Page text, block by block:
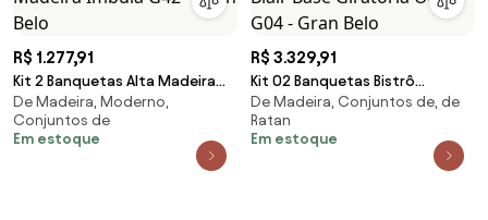
R$ 1.277,91
Kit 2 Banquetas Alta Madeira
Maciça Pontes Madeira Imbuia
G42 - Gran Belo
De Madeira, Moderno,
Conjuntos de
Em estoque
R$ 3.329,91
Kit 02 Banquetas Bistrô
Gourmet Para Cozinha Blair
Base Giratória Oak G04 - Gran
Belo
De Madeira, Conjuntos de, de
Ratan
Em estoque